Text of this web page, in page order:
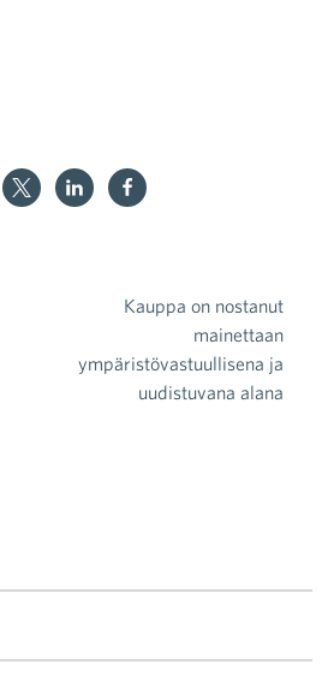
Kauppa on nostanut
mainettaan
ympäristövastuullisena ja
uudistuvana alana